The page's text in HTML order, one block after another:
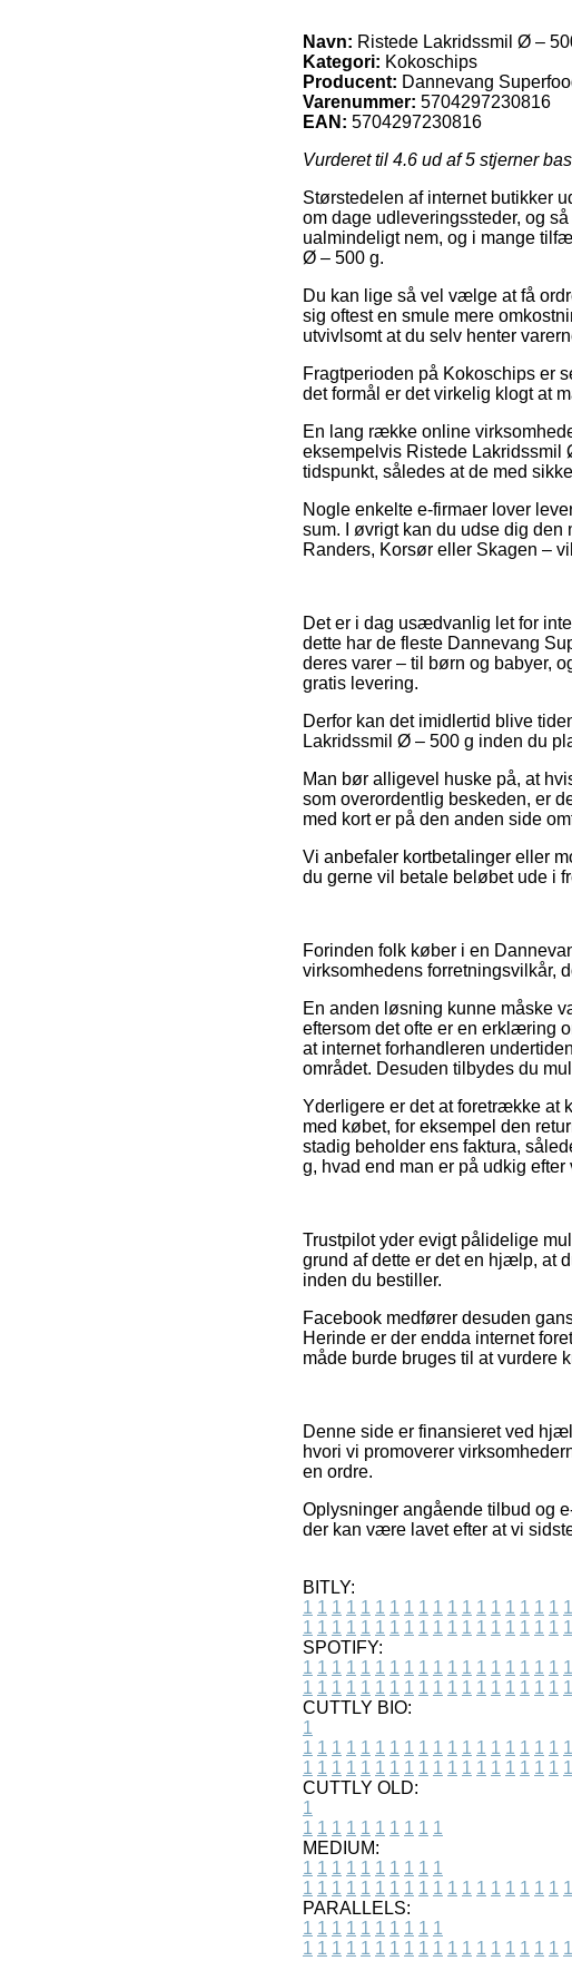
Navn: Ristede Lakridssmil Ø –
Kategori: Kokoschips
Producent: Dannevang
Varenummer: 5704297230816
EAN: 5704297230816
Vurderet til 4.6 ud af 5 stjerner
Størstedelen af internet butikker
om dage udleveringssteder, og
ualmindeligt nem, og i mange
Ø – 500 g.
Du kan lige så vel vælge at få
sig oftest en smule mere
utvivlsomt at du selv henter
Fragtperioden på Kokoschips er
det formål er det virkelig klogt at
En lang række online
eksempelvis Ristede Lakridssmil
tidspunkt, således at de med
Nogle enkelte e-firmaer lover
sum. I øvrigt kan du udse dig
Randers, Korsør eller Skagen –
Det er i dag usædvanlig let for
dette har de fleste Dannevang
deres varer – til børn og babyer,
gratis levering.
Derfor kan det imidlertid blive
Lakridssmil Ø – 500 g inden du
Man bør alligevel huske på, at
som overordentlig beskeden, er
med kort er på den anden side
Vi anbefaler kortbetalinger eller
du gerne vil betale beløbet ude i
Forinden folk køber i en
virksomhedens forretningsvilkår,
En anden løsning kunne måske
eftersom det ofte er en erklæring
at internet forhandleren
området. Desuden tilbydes du
Yderligere er det at foretrække at
med købet, for eksempel den
stadig beholder ens faktura,
g, hvad end man er på udkig
Trustpilot yder evigt pålidelige
grund af dette er det en hjælp, at
inden du bestiller.
Facebook medfører desuden
Herinde er der endda internet
måde burde bruges til at vurdere
Denne side er finansieret ved
hvori vi promoverer
en ordre.
Oplysninger angående tilbud og
der kan være lavet efter at vi
BITLY:
1 1 1 1 1 1 1 1 1 1 1 1 1 1 1 1 1 1 1
1 1 1 1 1 1 1 1 1 1 1 1 1 1 1 1 1 1 1
SPOTIFY:
1 1 1 1 1 1 1 1 1 1 1 1 1 1 1 1 1 1 1
1 1 1 1 1 1 1 1 1 1 1 1 1 1 1 1 1 1 1
CUTTLY BIO:
1
1 1 1 1 1 1 1 1 1 1 1 1 1 1 1 1 1 1 1
1 1 1 1 1 1 1 1 1 1 1 1 1 1 1 1 1 1 1
CUTTLY OLD:
1
1 1 1 1 1 1 1 1 1 1
MEDIUM:
1 1 1 1 1 1 1 1 1 1
1 1 1 1 1 1 1 1 1 1 1 1 1 1 1 1 1 1 1
PARALLELS:
1 1 1 1 1 1 1 1 1 1
1 1 1 1 1 1 1 1 1 1 1 1 1 1 1 1 1 1 1